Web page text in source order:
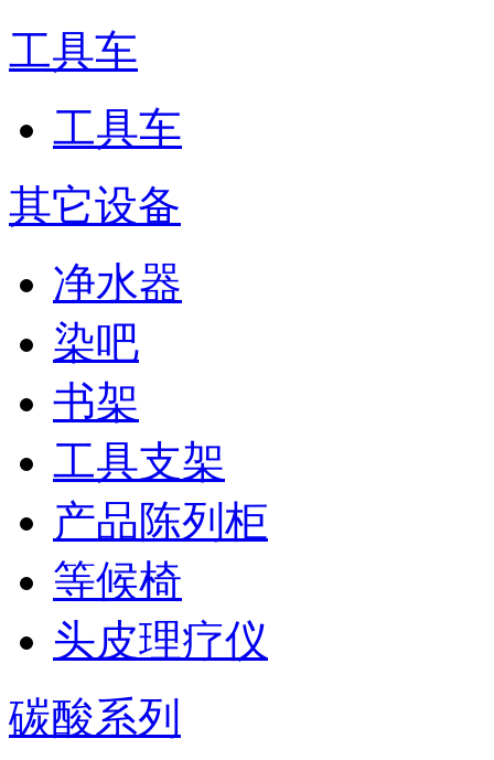
工具车
工具车
其它设备
净水器
染吧
书架
工具支架
产品陈列柜
等候椅
头皮理疗仪
碳酸系列